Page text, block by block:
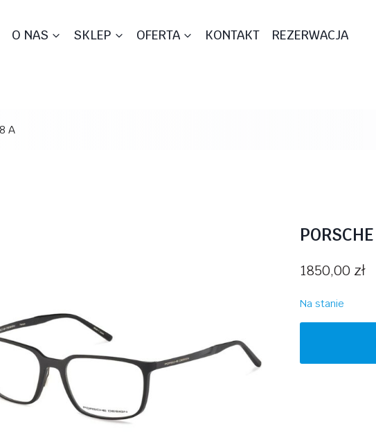
O NAS SKLEP OFERTA KONTAKT REZERWACJA
A
1850,00 zł
Na stanie
DESIGN